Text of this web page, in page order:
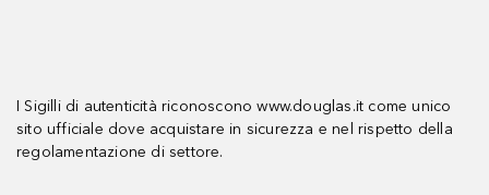
I Sigilli di autenticità riconoscono www.douglas.it come unico
sito ufficiale dove acquistare in sicurezza e nel rispetto della
regolamentazione di settore.